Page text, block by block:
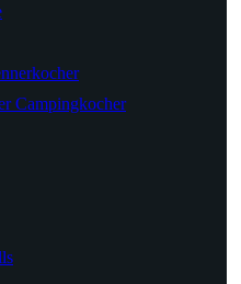
Campingkocher